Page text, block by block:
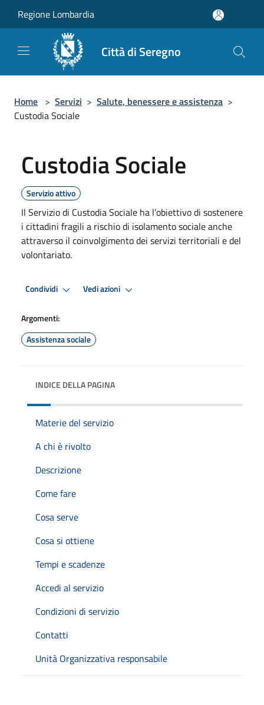
Regione Lombardia
Città di Seregno
Home > Servizi > Salute, benessere e assistenza >
Custodia Sociale
Custodia Sociale
Servizio attivo
Il Servizio di Custodia Sociale ha l’obiettivo di sostenere
i cittadini fragili a rischio di isolamento sociale anche
attraverso il coinvolgimento dei servizi territoriali e del
volontariato.
Condividi Vedi azioni
Argomenti:
Assistenza sociale
INDICE DELLA PAGINA
Materie del servizio
A chi è rivolto
Descrizione
Come fare
Cosa serve
Cosa si ottiene
Tempi e scadenze
Accedi al servizio
Condizioni di servizio
Contatti
Unità Organizzativa responsabile